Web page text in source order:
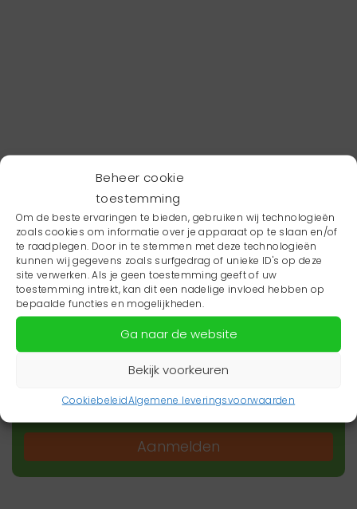
Beheer cookie
toestemming
Om de beste ervaringen te bieden, gebruiken wij technologieën
zoals cookies om informatie over je apparaat op te slaan en/of
te raadplegen. Door in te stemmen met deze technologieën
kunnen wij gegevens zoals surfgedrag of unieke ID's op deze
site verwerken. Als je geen toestemming geeft of uw
toestemming intrekt, kan dit een nadelige invloed hebben op
bepaalde functies en mogelijkheden.
Ga naar de website
Bekijk voorkeuren
CookiebeleidAlgemene leveringsvoorwaarden
Wil je niets missen?
Wil je op de hoogte blijven van het laatste
zorgnieuws in jouw regio? Schrijf je dan in voor
onze nieuwsbrief.
Aanmelden